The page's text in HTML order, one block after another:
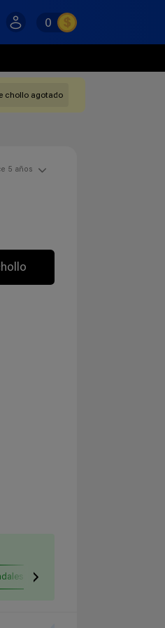
0
chollo agotado
5 años